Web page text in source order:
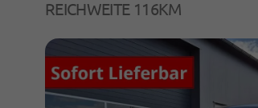
REICHWEITE 116KM